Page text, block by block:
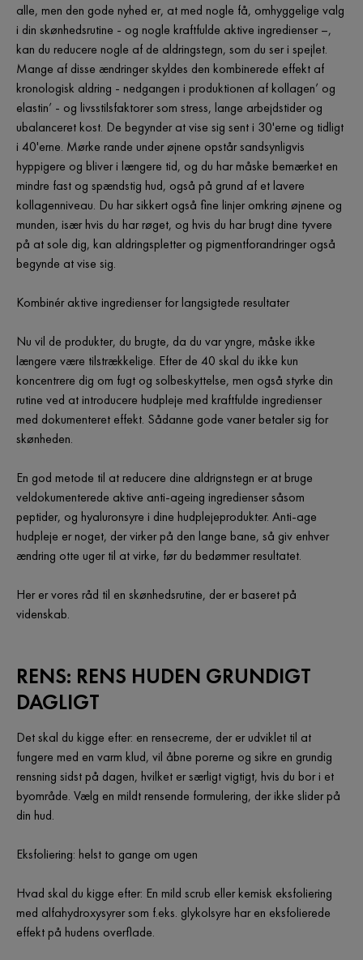
alle, men den gode nyhed er, at med nogle få, omhyggelige valg
i din skønhedsrutine - og nogle kraftfulde aktive ingredienser –,
kan du reducere nogle af de aldringstegn, som du ser i spejlet.
Mange af disse ændringer skyldes den kombinerede effekt af
kronologisk aldring - nedgangen i produktionen af kollagen’ og
elastin’ - og livsstilsfaktorer som stress, lange arbejdstider og
ubalanceret kost. De begynder at vise sig sent i 30'erne og tidligt
i 40'erne. Mørke rande under øjnene opstår sandsynligvis
hyppigere og bliver i længere tid, og du har måske bemærket en
mindre fast og spændstig hud, også på grund af et lavere
kollagenniveau. Du har sikkert også fine linjer omkring øjnene og
munden, især hvis du har røget, og hvis du har brugt dine tyvere
på at sole dig, kan aldringspletter og pigmentforandringer også
begynde at vise sig.
Kombinér aktive ingredienser for langsigtede resultater
Nu vil de produkter, du brugte, da du var yngre, måske ikke
længere være tilstrækkelige. Efter de 40 skal du ikke kun
koncentrere dig om fugt og solbeskyttelse, men også styrke din
rutine ved at introducere hudpleje med kraftfulde ingredienser
med dokumenteret effekt. Sådanne gode vaner betaler sig for
skønheden.
En god metode til at reducere dine aldrignstegn er at bruge
veldokumenterede aktive anti-ageing ingredienser såsom
peptider, og hyaluronsyre i dine hudplejeprodukter. Anti-age
hudpleje er noget, der virker på den lange bane, så giv enhver
ændring otte uger til at virke, før du bedømmer resultatet.
Her er vores råd til en skønhedsrutine, der er baseret på
videnskab.
RENS: RENS HUDEN GRUNDIGT
DAGLIGT
Det skal du kigge efter: en rensecreme, der er udviklet til at
fungere med en varm klud, vil åbne porerne og sikre en grundig
rensning sidst på dagen, hvilket er særligt vigtigt, hvis du bor i et
byområde. Vælg en mildt rensende formulering, der ikke slider på
din hud.
Eksfoliering: helst to gange om ugen
Hvad skal du kigge efter: En mild scrub eller kemisk eksfoliering
med alfahydroxysyrer som f.eks. glykolsyre har en eksfolierede
effekt på hudens overflade.